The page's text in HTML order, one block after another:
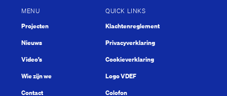
Junior Company
MENU
Projecten
Nieuws
Video’s
Wie zijn we
Contact
QUICK LINKS
Klachtenreglement
Privacyverklaring
Cookieverklaring
Logo VDEF
Colofon